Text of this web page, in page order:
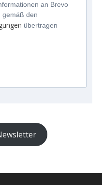
an Brevo
gemäß den
übertragen